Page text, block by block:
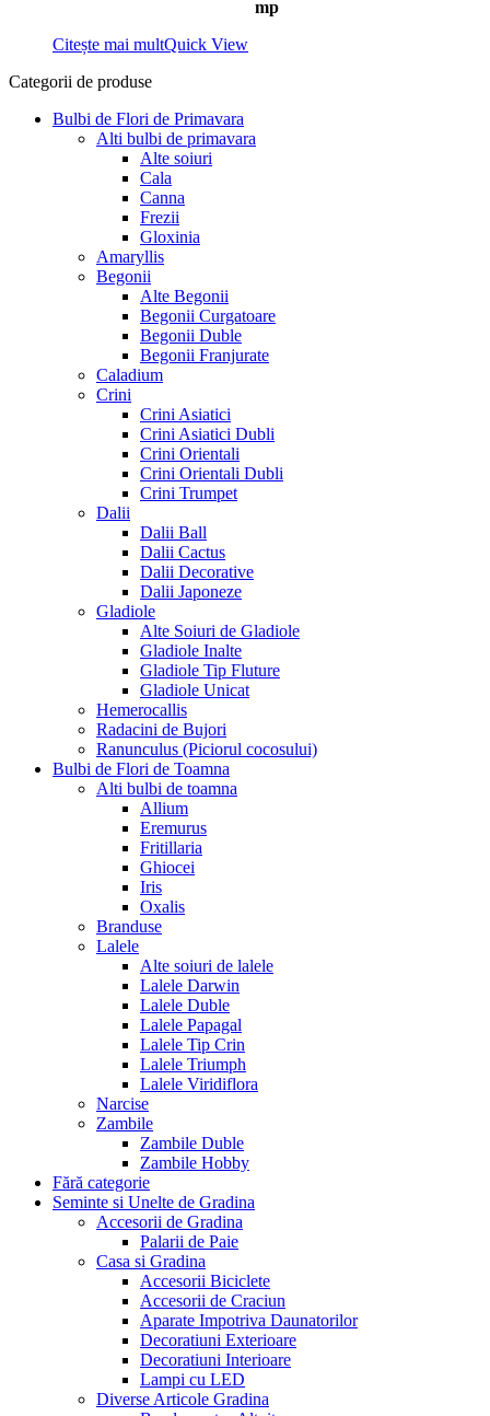
mp
Citește mai multQuick View
Categorii de produse
Bulbi de Flori de Primavara
Alti bulbi de primavara
Alte soiuri
Cala
Canna
Frezii
Gloxinia
Amaryllis
Begonii
Alte Begonii
Begonii Curgatoare
Begonii Duble
Begonii Franjurate
Caladium
Crini
Crini Asiatici
Crini Asiatici Dubli
Crini Orientali
Crini Orientali Dubli
Crini Trumpet
Dalii
Dalii Ball
Dalii Cactus
Dalii Decorative
Dalii Japoneze
Gladiole
Alte Soiuri de Gladiole
Gladiole Inalte
Gladiole Tip Fluture
Gladiole Unicat
Hemerocallis
Radacini de Bujori
Ranunculus (Piciorul cocosului)
Bulbi de Flori de Toamna
Alti bulbi de toamna
Allium
Eremurus
Fritillaria
Ghiocei
Iris
Oxalis
Branduse
Lalele
Alte soiuri de lalele
Lalele Darwin
Lalele Duble
Lalele Papagal
Lalele Tip Crin
Lalele Triumph
Lalele Viridiflora
Narcise
Zambile
Zambile Duble
Zambile Hobby
Fără categorie
Seminte si Unelte de Gradina
Accesorii de Gradina
Palarii de Paie
Casa si Gradina
Accesorii Biciclete
Accesorii de Craciun
Aparate Impotriva Daunatorilor
Decoratiuni Exterioare
Decoratiuni Interioare
Lampi cu LED
Diverse Articole Gradina